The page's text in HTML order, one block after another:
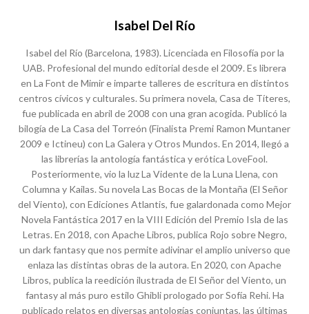
Isabel Del Río
Isabel del Río (Barcelona, 1983). Licenciada en Filosofía por la
UAB. Profesional del mundo editorial desde el 2009. Es librera
en La Font de Mimir e imparte talleres de escritura en distintos
centros cívicos y culturales. Su primera novela, Casa de Títeres,
fue publicada en abril de 2008 con una gran acogida. Publicó la
bilogía de La Casa del Torreón (Finalista Premi Ramon Muntaner
2009 e Ictineu) con La Galera y Otros Mundos. En 2014, llegó a
las librerías la antología fantástica y erótica LoveFool.
Posteriormente, vio la luz La Vidente de la Luna Llena, con
Columna y Kailas. Su novela Las Bocas de la Montaña (El Señor
del Viento), con Ediciones Atlantis, fue galardonada como Mejor
Novela Fantástica 2017 en la VIII Edición del Premio Isla de las
Letras. En 2018, con Apache Libros, publica Rojo sobre Negro,
un dark fantasy que nos permite adivinar el amplio universo que
enlaza las distintas obras de la autora. En 2020, con Apache
Libros, publica la reedición ilustrada de El Señor del Viento, un
fantasy al más puro estilo Ghibli prologado por Sofía Rehi. Ha
publicado relatos en diversas antologías conjuntas, las últimas